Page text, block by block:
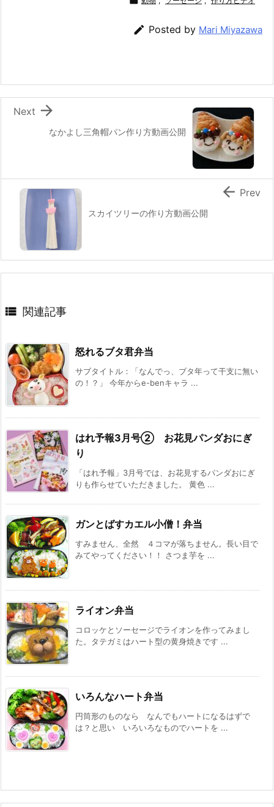
o
k
a
l
 Posted by Mari Miyazawa
なかよし三角帽パン作り方動画公開

Next
スカイツリーの作り方動画公開
 Prev
 関連記事
怒れるブタ君弁当
サブタイトル：「なんでっ、ブタ年って干支に無い
の！？」 今年からe-benキャラ ...
はれ予報3月号② お花見パンダおにぎ
り
「はれ予報」3月号では、お花見するパンダおにぎ
りも作らせていただきました。 黄色 ...
ガンとばすカエル小僧！弁当
すみません、全然 ４コマが落ちません。長い目で
みてやってください！！ さつま芋を ...
ライオン弁当
コロッケとソーセージでライオンを作ってみまし
た。タテガミはハート型の黄身焼きです ...
いろんなハート弁当
円筒形のものなら なんでもハートになるはずで
は？と思い いろいろなものでハートを ...